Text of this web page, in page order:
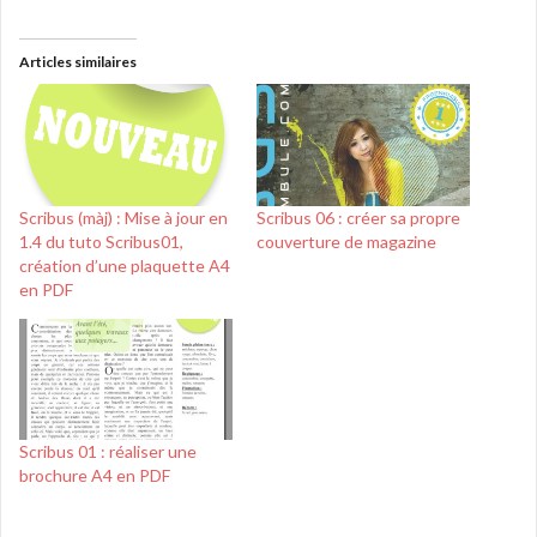
Articles similaires
Scribus (màj) : Mise à jour en
1.4 du tuto Scribus01,
création d’une plaquette A4
en PDF
Scribus 06 : créer sa propre
couverture de magazine
Scribus 01 : réaliser une
brochure A4 en PDF